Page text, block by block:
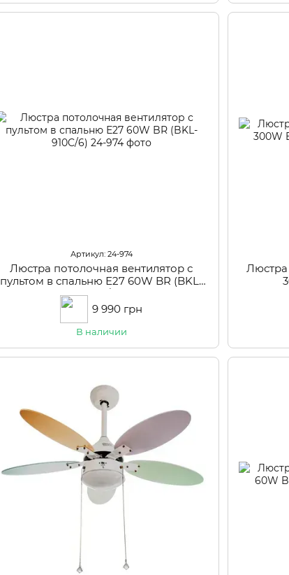
Артикул: 24-974
Люстра потолочная вентилятор с
пультом в спальню Е27 60W BR (BKL-
910C/6)
9 990 грн
В наличии
Люстра